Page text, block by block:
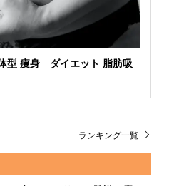
型 痩身 ダイエット 脂肪吸
ランキング一覧